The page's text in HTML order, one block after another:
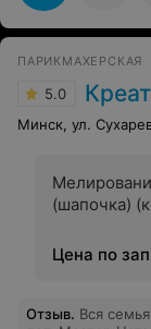
ПАРИКМАХЕРСКАЯ
5.0
Минск, ул.
(шапочка)
Цена по
Отзыв. Вся